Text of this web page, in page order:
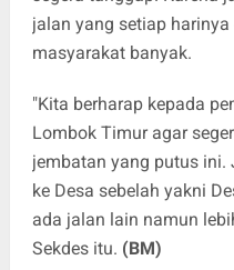
jalan yang setiap
masyarakat banyak.
"Kita berharap kepada
Lombok Timur agar
jembatan yang putus
ke Desa sebelah yakni
ada jalan lain namun
Sekdes itu. (BM)